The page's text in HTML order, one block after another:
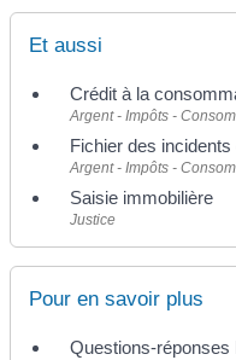
Et aussi
Crédit à la
Argent - Impôts -
Fichier des
Argent - Impôts -
Saisie immobilière
Justice
Pour en savoir plus
Questions-réponses